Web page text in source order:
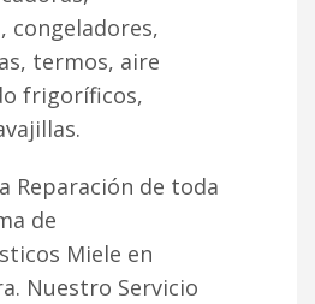
congeladores,
termos, aire
frigoríficos,
Reparación de toda
de
Miele en
Nuestro Servicio